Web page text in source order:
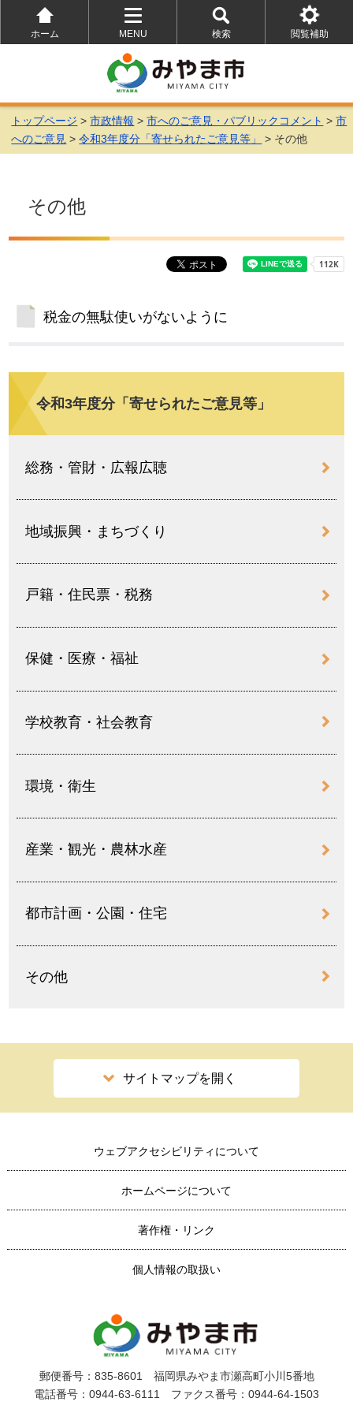
ホーム
MENU
を
開
く
検索
を
開
く
閲覧補助
を
トップページ >市政情報 >市へのご意見・パブリックコメント >市
へのご意見 >令和3年度分「寄せられたご意見等」 > その他
その他
税金の無駄使いがないように
令和3年度分「寄せられたご意見等」
総務・管財・広報広聴
地域振興・まちづくり
戸籍・住民票・税務
保健・医療・福祉
学校教育・社会教育
環境・衛生
産業・観光・農林水産
都市計画・公園・住宅
その他
サイトマップを開く
ウェブアクセシビリティについて
ホームページについて
著作権・リンク
個人情報の取扱い
郵便番号：835-8601 福岡県みやま市瀬高町小川5番地
電話番号：0944-63-6111 ファクス番号：0944-64-1503